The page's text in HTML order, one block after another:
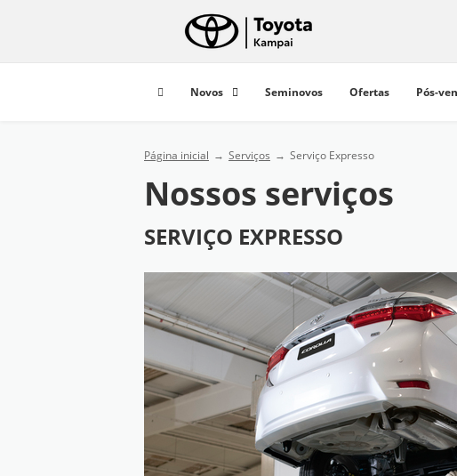
Novos Seminovos Ofertas Pós-
Página inicial Serviços Serviço Expresso
Nossos serviços
SERVIÇO EXPRESSO